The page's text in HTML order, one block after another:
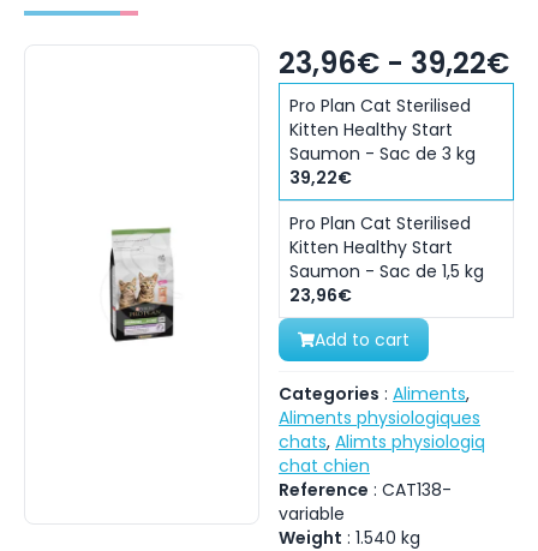
23,96€ - 39,22€
Pro Plan Cat Sterilised
Kitten Healthy Start
Saumon - Sac de 3 kg
39,22€
Pro Plan Cat Sterilised
Kitten Healthy Start
Saumon - Sac de 1,5 kg
23,96€
Add to cart
Categories : Aliments,
Aliments physiologiques
chats, Alimts physiologiq
chat chien
Reference : CAT138-
variable
Weight : 1.540 kg